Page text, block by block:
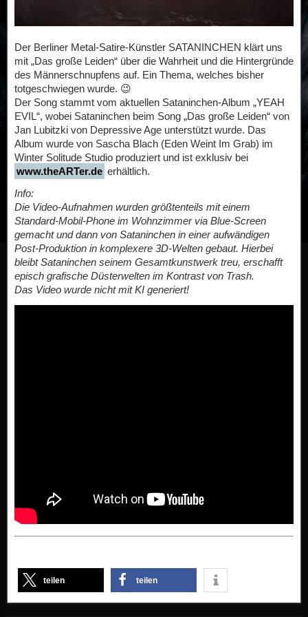
Der Berliner Metal-Satire-Künstler SATANINCHEN klärt uns
mit „Das große Leiden“ über die Wahrheit und die Hintergründe
des Männerschnupfens auf. Ein Thema, welches bisher
totgeschwiegen wurde. 😉
Der Song stammt vom aktuellen Sataninchen-Album „YEAH
EVIL“, wobei Sataninchen beim Song „Das große Leiden“ von
Jan Lubitzki von Depressive Age unterstützt wurde. Das
Album wurde von Sascha Blach (Eden Weint Im Grab) im
Winter Solitude Studio produziert und ist exklusiv bei
www.theARTer.de erhältlich.
Info:
Die Video-Aufnahmen wurden größtenteils mit einem
Standard-Mobil-Phone im Wohnzimmer via Blue-Screen
gemacht und dann von Sataninchen in einer aufwändigen
Post-Produktion in komplexere 3D-Welten gebaut. Hierbei
bleibt Sataninchen seinem Gesamtkunstwerk treu, erschafft
episch grafische Düsterwelten im Kontrast von Trash.
Das Video wurde nicht mit KI generiert!
teilen teilen